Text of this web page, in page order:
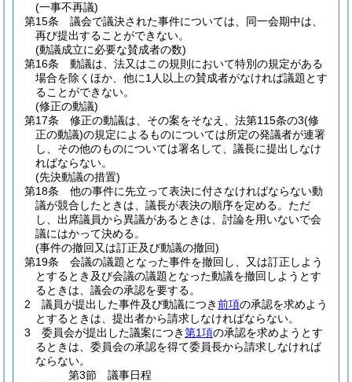
(一事不再議)
第15条
議会で議決された事件については、同一会期中は、
再び提出することができない。
(動議成立に必要な賛成者の数)
第16条
動議は、法又はこの規則において特別の規定がある
場合を除くほか、他に1人以上の賛成者がなければ議題とす
ることができない。
(修正の動議)
第17条
修正の動議は、その案をそなえ、法第115条の3(修
正の動議)の規定によるものについては所定の発議者が連署
し、その他のものについては署名して、議長に提出しなけ
ればならない。
(先決動議の措置)
第18条
他の事件に先立って表決に付さなければならない動
議が競合したときは、議長が表決の順序を定める。 ただ
し、出席議員から異議があるときは、討論を用いないで会
議にはかって決める。
(事件の撤回又は訂正及び動議の撤回)
第19条
会議の議題となった事件を撤回し、又は訂正しよう
とするとき及び会議の議題となった動議を撤回しようとす
るときは、議会の承認を要する。
2
議員が提出した事件及び動議につき前項の承認を求めよう
とするときは、提出者から請求しなければならない。
3
委員会が提出した議案につき第1項の承認を求めようとす
るときは、委員会の承認を得て委員長から請求しなければ
ならない。
第3節
議事日程